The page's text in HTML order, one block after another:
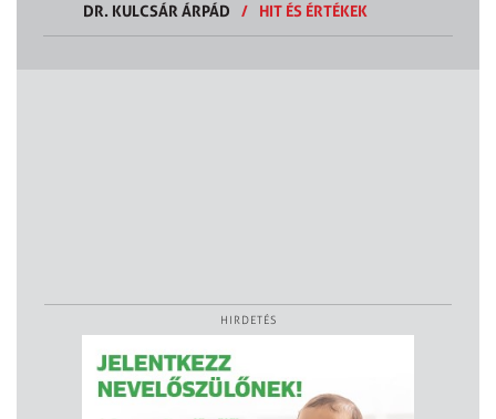
DR. KULCSÁR ÁRPÁD
/ HIT ÉS ÉRTÉKEK
HIRDETÉS